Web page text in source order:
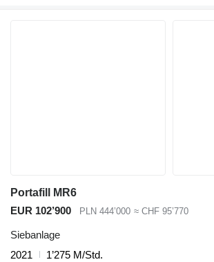
Portafill MR6
EUR 102’900
PLN 444’000 ≈ CHF 95’770
Siebanlage
2021
1’275 M/Std.